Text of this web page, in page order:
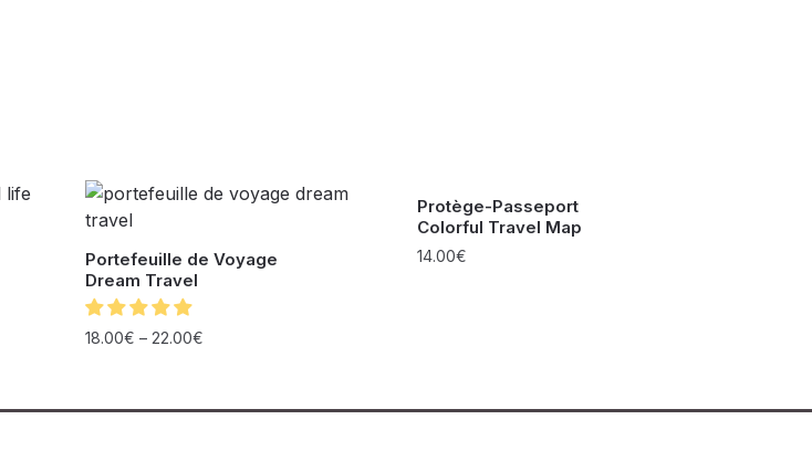
Portefeuille de Voyage
Dream Travel
18.00€ – 22.00€
Protège-Passeport
Colorful Travel Map
14.00€